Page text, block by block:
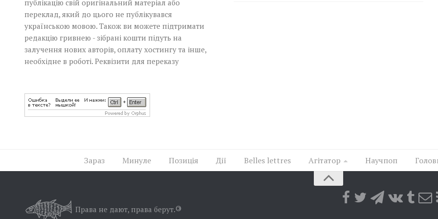
публікацію свій оригінальний матеріал або
переклад, який до цього не публікувався
українською мовою. Також ви можете підтримати
редакцію гривнею - зібрані кошти підуть на
залучення нових авторів, оплату хостингу та інше,
необхідне в роботі. Реквізити для переказу
Зараз Минуле Позиція Дії Belles lettres Агітатор Научпоп
Права не дают, права берут.©